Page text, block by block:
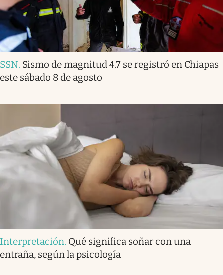
SSN. Sismo de magnitud 4.7 se registró en Chiapas
este sábado 8 de agosto
Interpretación. Qué significa soñar con una
entraña, según la psicología